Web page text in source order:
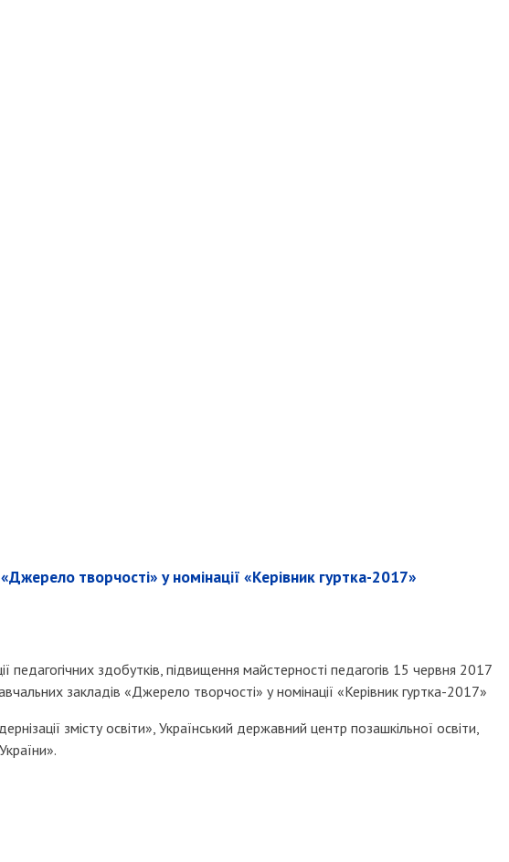
творчості» у номінації «Керівник гуртка-2017»
педагогічних здобутків, підвищення майстерності педагогів 15 червня 2017
закладів «Джерело творчості» у номінації «Керівник гуртка-2017»
змісту освіти», Український державний центр позашкільної освіти,